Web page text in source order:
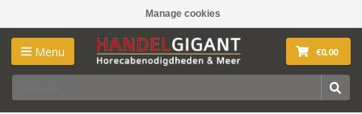
Manage cookies
Menu €0,00